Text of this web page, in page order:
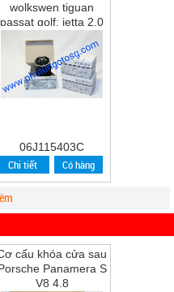
wolkswen tiguan
passat golf; jetta 2.0
06J115403C
Chi tiết Có hàng
cấu khóa cửa sau
Panamera S
V8 4.8